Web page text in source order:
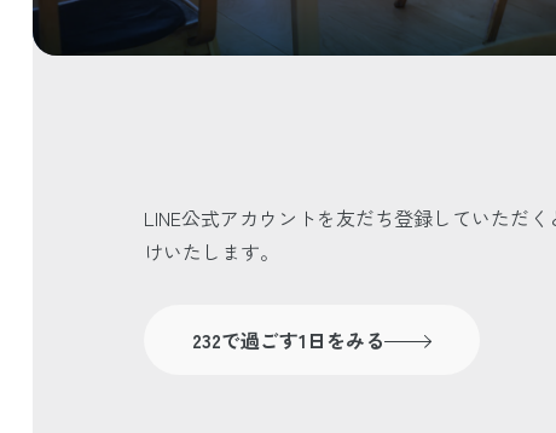
LINE公式アカウントを友だち登録していただ
けいたします。
232で過ごす1日をみる